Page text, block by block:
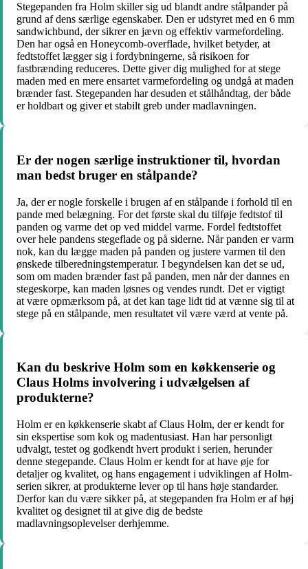
Stegepanden fra Holm skiller sig ud blandt andre stålpander på
grund af dens særlige egenskaber. Den er udstyret med en 6 mm
sandwichbund, der sikrer en jævn og effektiv varmefordeling.
Den har også en Honeycomb-overflade, hvilket betyder, at
fedtstoffet lægger sig i fordybningerne, så risikoen for
fastbrænding reduceres. Dette giver dig mulighed for at stege
maden med en mere ensartet varmefordeling og undgå at maden
brænder fast. Stegepanden har desuden et stålhåndtag, der både
er holdbart og giver et stabilt greb under madlavningen.
Er der nogen særlige instruktioner til, hvordan
man bedst bruger en stålpande?
Ja, der er nogle forskelle i brugen af en stålpande i forhold til en
pande med belægning. For det første skal du tilføje fedtstof til
panden og varme det op ved middel varme. Fordel fedtstoffet
over hele pandens stegeflade og på siderne. Når panden er varm
nok, kan du lægge maden på panden og justere varmen til den
ønskede tilberedningstemperatur. I begyndelsen kan det se ud,
som om maden brænder fast på panden, men når der dannes en
stegeskorpe, kan maden løsnes og vendes rundt. Det er vigtigt
at være opmærksom på, at det kan tage lidt tid at vænne sig til at
stege på en stålpande, men resultatet vil være værd at vente på.
Kan du beskrive Holm som en køkkenserie og
Claus Holms involvering i udvælgelsen af
produkterne?
Holm er en køkkenserie skabt af Claus Holm, der er kendt for
sin ekspertise som kok og madentusiast. Han har personligt
udvalgt, testet og godkendt hvert produkt i serien, herunder
denne stegepande. Claus Holm er kendt for at have øje for
detaljer og kvalitet, og hans engagement i udviklingen af Holm-
serien sikrer, at produkterne lever op til hans høje standarder.
Derfor kan du være sikker på, at stegepanden fra Holm er af høj
kvalitet og designet til at give dig de bedste
madlavningsoplevelser derhjemme.